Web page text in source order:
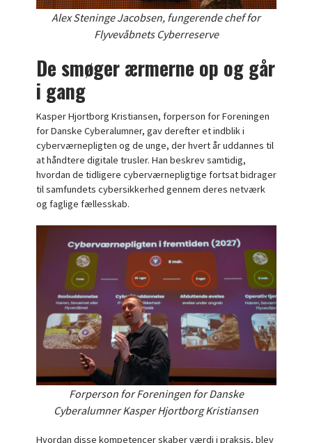
Alex Steninge Jacobsen, fungerende chef for
Flyvevåbnets Cyberreserve
De smøger ærmerne op og går
i gang
Kasper Hjortborg Kristiansen, forperson for Foreningen
for Danske Cyberalumner, gav derefter et indblik i
cyberværnepligten og de unge, der hvert år uddannes til
at håndtere digitale trusler. Han beskrev samtidig,
hvordan de tidligere cyberværnepligtige fortsat bidrager
til samfundets cybersikkerhed gennem deres netværk
og faglige fællesskab.
Forperson for Foreningen for Danske
Cyberalumner Kasper Hjortborg Kristiansen
Hvordan disse kompetencer skaber værdi i praksis, blev